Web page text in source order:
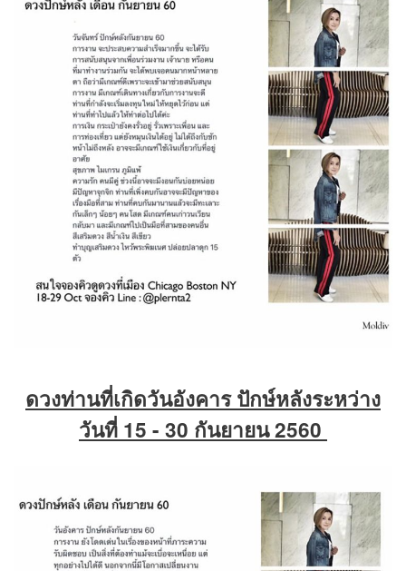
ดวงท่านที่เกิดวันอังคาร ปักษ์หลังระหว่าง
วันที่ 15 - 30 กันยายน 2560